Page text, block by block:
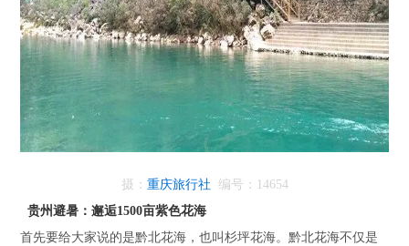
摄： 重庆旅行社 编号：14654
贵州避暑：邂逅1500亩紫色花海
首先要给大家说的是黔北花海，也叫杉坪花海。黔北花海不仅是